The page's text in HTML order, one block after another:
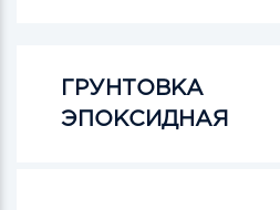
ГРУНТОВКА
ЭПОКСИДНАЯ